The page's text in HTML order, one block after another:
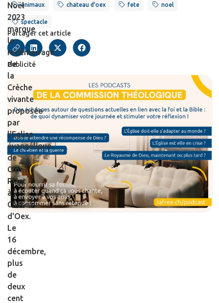
animaux chateau d'oex fete noel
spectacle
Partager cet article
Publicité
Noël
2023
marque
le
redémarrage
de
la
Crèche
vivante
proposée
par
l'Eglise
évangélique
de
Clos-
Riant
à
Château-
d'Oex.
Le
16
décembre,
plus
de
deux
cent